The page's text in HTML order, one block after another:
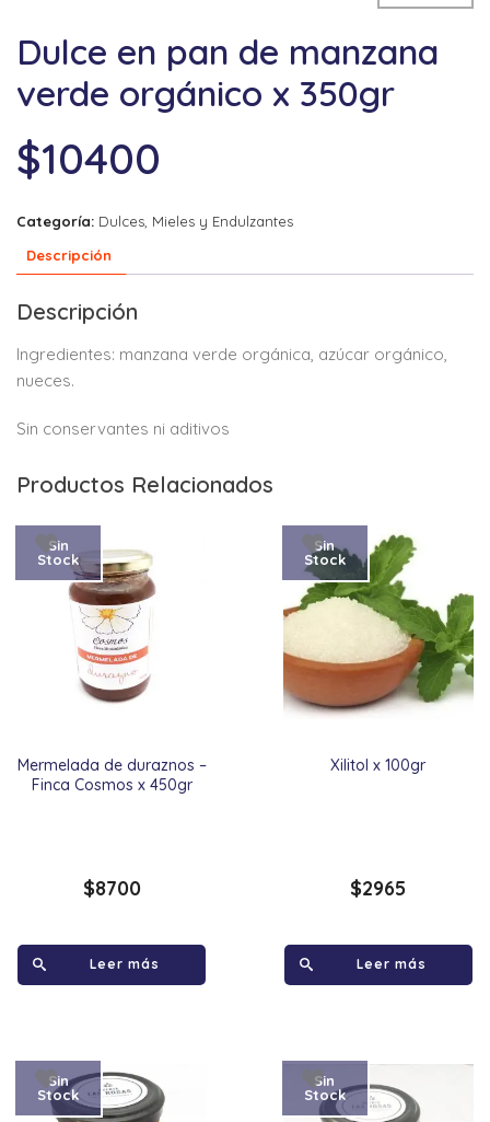
Dulce en pan de manzana
verde orgánico x 350gr
$10400
Categoría: Dulces, Mieles y Endulzantes
Descripción
Descripción
Ingredientes: manzana verde orgánica, azúcar orgánico,
nueces.
Sin conservantes ni aditivos
Productos Relacionados
Mermelada de duraznos –
Finca Cosmos x 450gr
Sin
Stock
$8700
Leer más
Xilitol x 100gr
Sin
Stock
$2965
Leer más
Sin
Stock
Sin
Stock